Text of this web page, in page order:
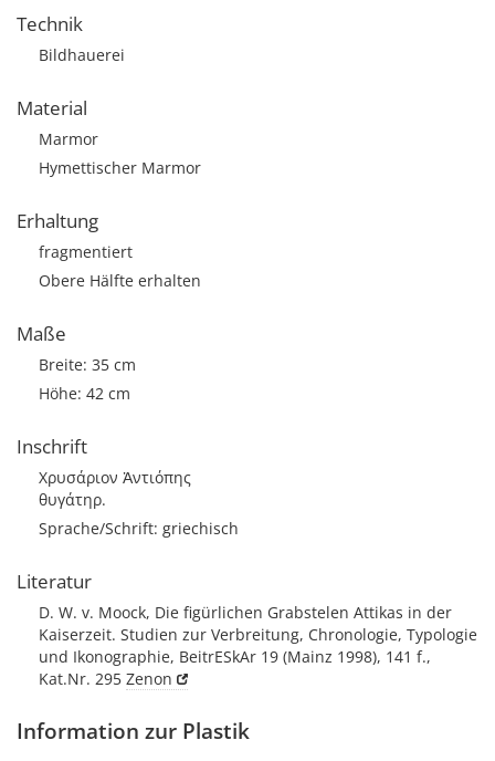
Technik
Bildhauerei
Material
Marmor
Hymettischer Marmor
Erhaltung
fragmentiert
Obere Hälfte erhalten
Maße
Breite: 35 cm
Höhe: 42 cm
Inschrift
Χρυσάριον Ἀντιόπης
θυγάτηρ.
Sprache/Schrift: griechisch
Literatur
D. W. v. Moock, Die figürlichen Grabstelen Attikas in der
Kaiserzeit. Studien zur Verbreitung, Chronologie, Typologie
und Ikonographie, BeitrESkAr 19 (Mainz 1998), 141 f.,
Kat.Nr. 295 Zenon
Information zur Plastik